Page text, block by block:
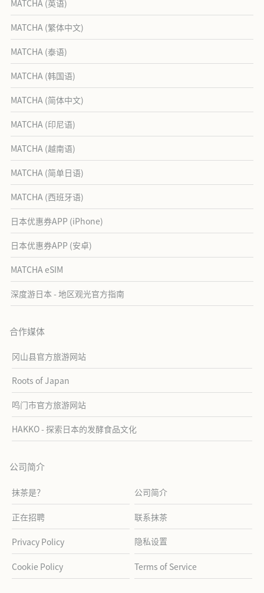
MATCHA (英语)
MATCHA (繁体中文)
MATCHA (泰语)
MATCHA (韩国语)
MATCHA (简体中文)
MATCHA (印尼语)
MATCHA (越南语)
MATCHA (简单日语)
MATCHA (西班牙语)
日本优惠券APP (iPhone)
日本优惠券APP (安卓)
MATCHA eSIM
深度游日本 - 地区观光官方指南
合作媒体
冈山县官方旅游网站
Roots of Japan
鸣门市官方旅游网站
HAKKO - 探索日本的发酵食品文化
公司简介
抹茶是？ 公司简介
正在招聘 联系抹茶
Privacy Policy 隐私设置
Cookie Policy Terms of Service